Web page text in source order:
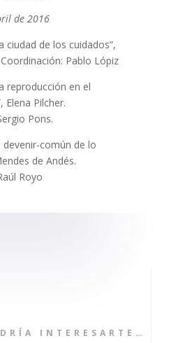
de 2016
ciudad de los cuidados”,
Pablo Lópiz
reproducción en el
Elena Pilcher.
Pons.
devenir-común de lo
de Andés.
Royo
INTERESARTE…